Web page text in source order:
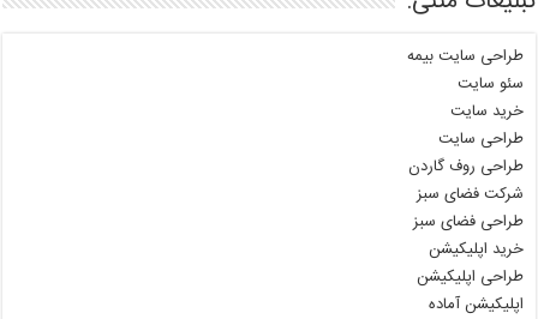
طراحی سایت بیمه
سئو سایت
خرید سایت
طراحی سایت
طراحی روف گاردن
شرکت فضای سبز
طراحی فضای سبز
خرید اپلیکیشن
طراحی اپلیکیشن
اپلیکیشن آماده